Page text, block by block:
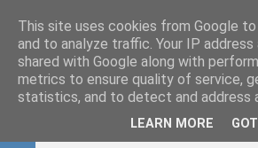
2011. 06. 10.
Villamossal a
This site uses cookies from Google
and to analyze traffic. Your IP address
shared with Google along with
metrics to ensure quality of service,
statistics, and to detect and address
LEARN MORE